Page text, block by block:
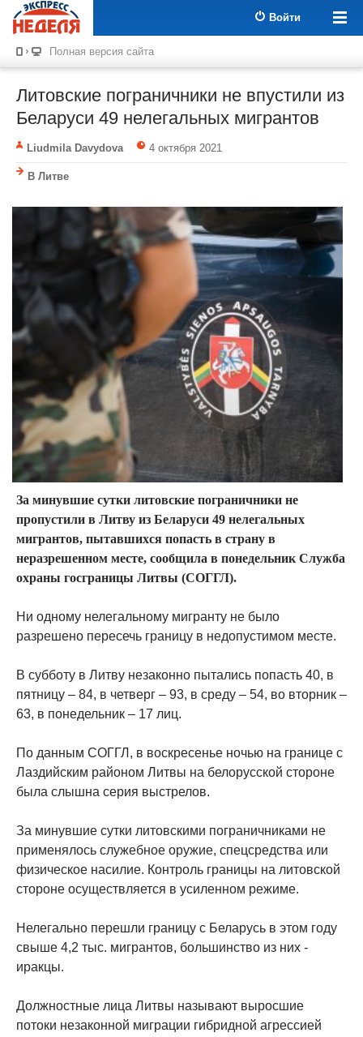
Войти
Полная версия сайта
Литовские пограничники не впустили из
Беларуси 49 нелегальных мигрантов
Liudmila Davydova 4 октября 2021
В Литве
За минувшие сутки литовские пограничники не
пропустили в Литву из Беларуси 49 нелегальных
мигрантов, пытавшихся попасть в страну в
неразрешенном месте, сообщила в понедельник Служба
охраны госграницы Литвы (СОГГЛ).
Ни одному нелегальному мигранту не было
разрешено пересечь границу в недопустимом месте.
В субботу в Литву незаконно пытались попасть 40, в
пятницу – 84, в четверг – 93, в среду – 54, во вторник –
63, в понедельник – 17 лиц.
По данным СОГГЛ, в воскресенье ночью на границе с
Лаздийским районом Литвы на белорусской стороне
была слышна серия выстрелов.
За минувшие сутки литовскими пограничниками не
применялось служебное оружие, спецсредства или
физическое насилие. Контроль границы на литовской
стороне осуществляется в усиленном режиме.
Нелегально перешли границу с Беларусь в этом году
свыше 4,2 тыс. мигрантов, большинство из них -
иракцы.
Должностные лица Литвы называют выросшие
потоки незаконной миграции гибридной агрессией